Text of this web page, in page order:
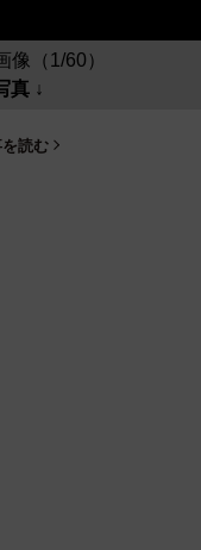
（1/60）
真 ↓
読む